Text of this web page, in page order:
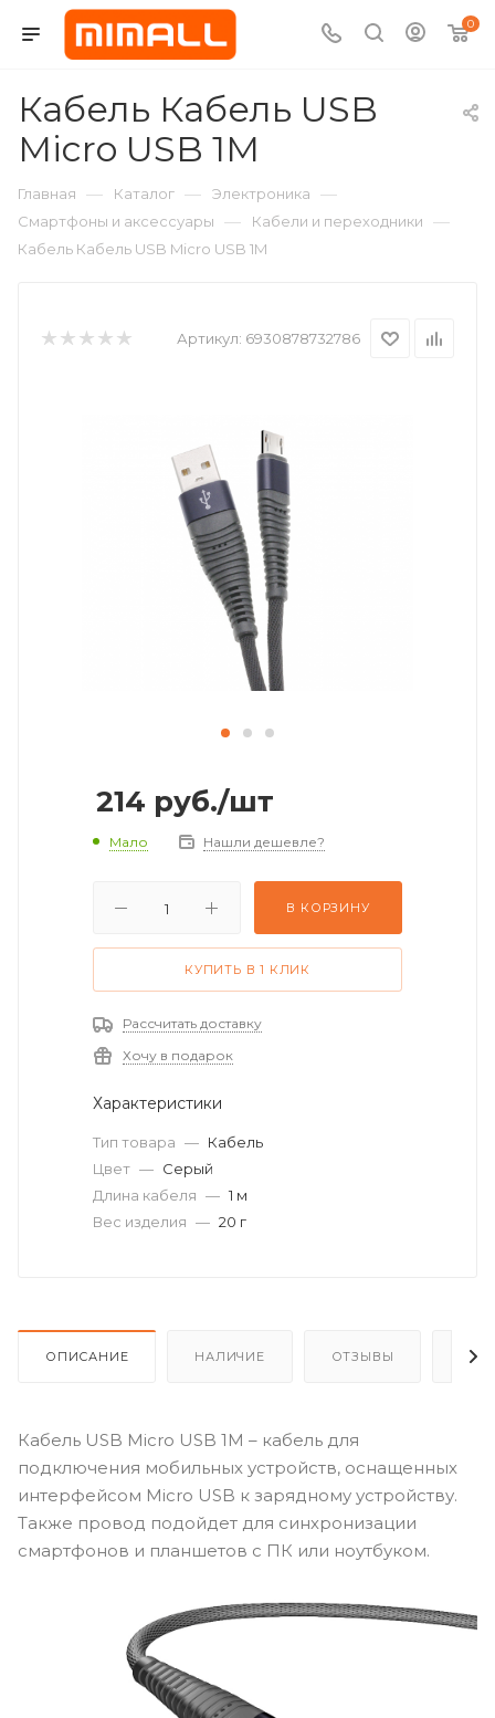
0
Кабель Кабель USB
Micro USB 1M
Главная — Каталог — Электроника —
Смартфоны и аксессуары — Кабели и переходники —
Кабель Кабель USB Micro USB 1M
Артикул: 6930878732786
214 руб./шт
Мало Нашли дешевле?
В КОРЗИНУ
КУПИТЬ В 1 КЛИК
Рассчитать доставку
Хочу в подарок
Характеристики
Тип товара — Кабель
Цвет — Серый
Длина кабеля — 1 м
Вес изделия — 20 г
ОПИСАНИЕ НАЛИЧИЕ ОТЗЫВЫ
Кабель USB Micro USB 1M – кабель для
подключения мобильных устройств, оснащенных
интерфейсом Micro USB к зарядному устройству.
Также провод подойдет для синхронизации
смартфонов и планшетов с ПК или ноутбуком.